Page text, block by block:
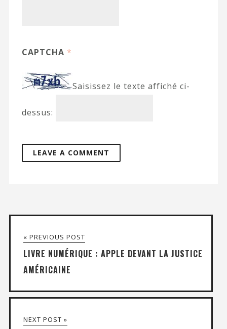
CAPTCHA *
Saisissez le texte affiché ci-
dessus:
« PREVIOUS POST
LIVRE NUMÉRIQUE : APPLE DEVANT LA JUSTICE
AMÉRICAINE
NEXT POST »